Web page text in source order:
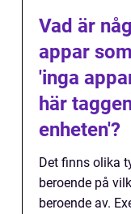
Vad är
appar
'inga
här
enheten'?
Det finns olika
beroende på
beroende av.